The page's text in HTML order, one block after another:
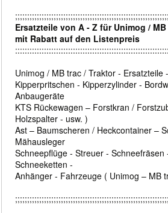
Ersatzteile von A - Z für Unimog /
mit Rabatt auf den Listenpreis
Unimog / MB trac / Traktor - Ersatzteile
Kipperpritschen - Kipperzylinder -
Anbaugeräte
KTS Rückewagen – Forstkran /
Holzspalter - usw. )
Ast – Baumscheren / Heckcontainer –
Mähausleger
Schneepflüge - Streuer - Schneefräsen
Schneeketten -
Anhänger - Fahrzeuge ( Unimog – MB